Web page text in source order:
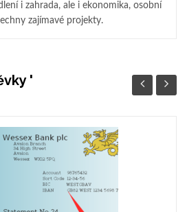
i zahrada, ale i ekonomika, osobní
zajímavé projekty.
'